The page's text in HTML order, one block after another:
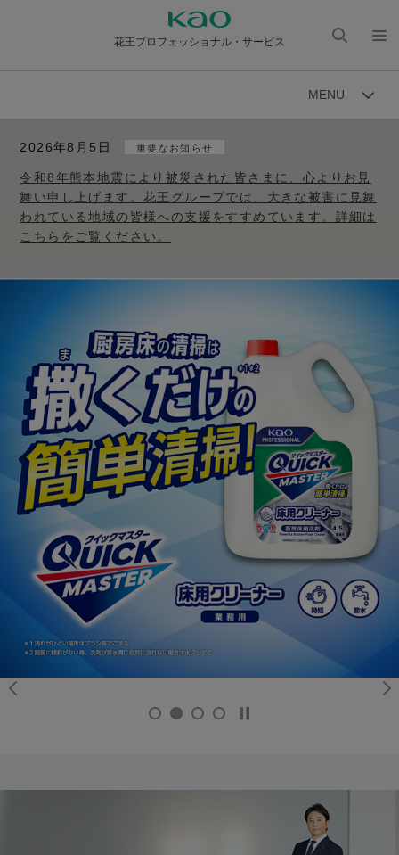
花王プロフェッショナル・サービス
く
MENU
2026年8月5日 重要なお知らせ
令和8年熊本地震により被災された皆さまに、心よりお見
舞い申し上げます。花王グループでは、大きな被害に見舞
われている地域の皆様への支援をすすめています。詳細は
こちらをご覧ください。